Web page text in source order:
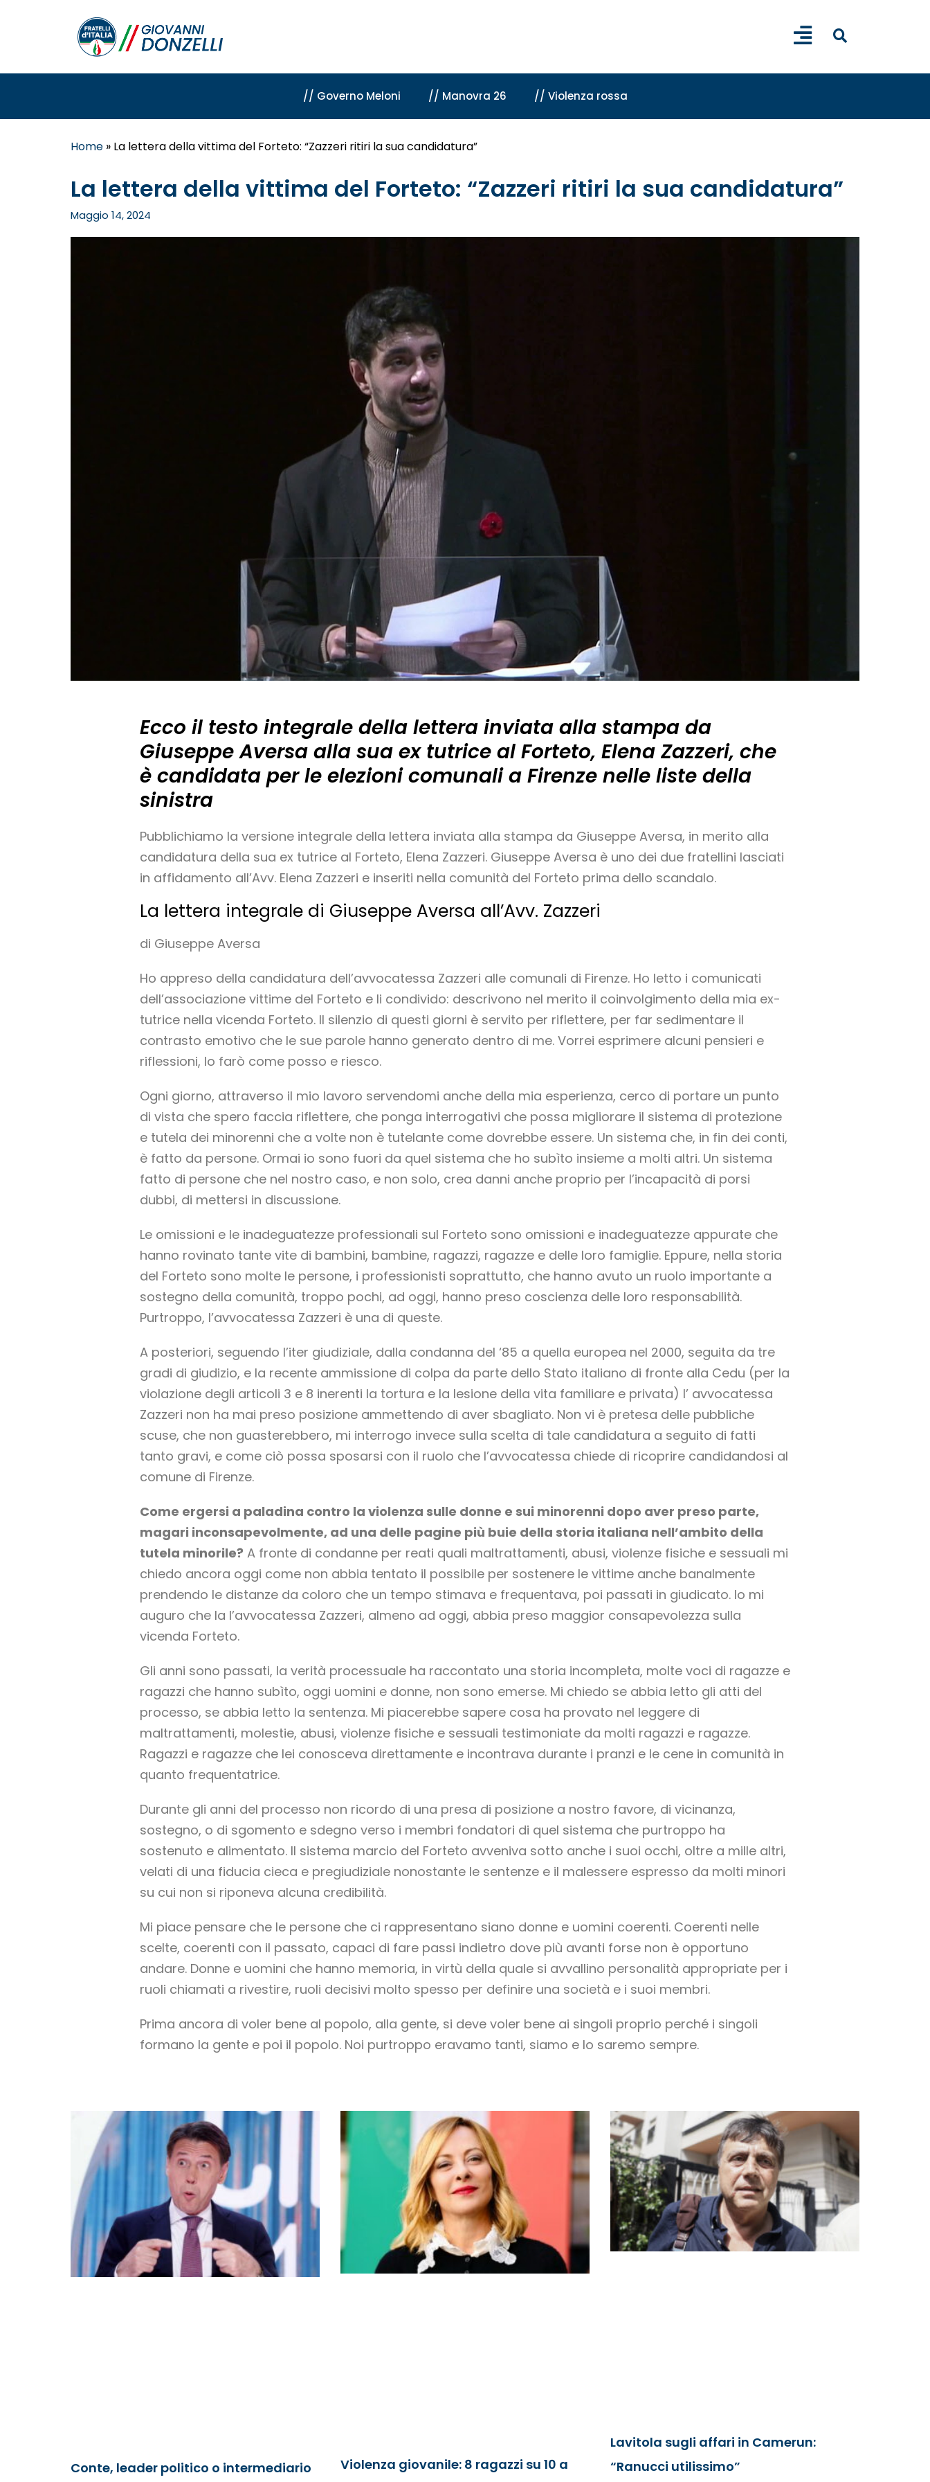
// Governo Meloni // Manovra 26 // Violenza rossa
Home » La lettera della vittima del Forteto: “Zazzeri ritiri la sua candidatura”
La lettera della vittima del Forteto: “Zazzeri ritiri la sua candidatura”
Maggio 14, 2024
Ecco il testo integrale della lettera inviata alla stampa da
Giuseppe Aversa alla sua ex tutrice al Forteto, Elena Zazzeri, che
è candidata per le elezioni comunali a Firenze nelle liste della
sinistra
Pubblichiamo la versione integrale della lettera inviata alla stampa da Giuseppe Aversa, in merito alla
candidatura della sua ex tutrice al Forteto, Elena Zazzeri. Giuseppe Aversa è uno dei due fratellini lasciati
in affidamento all’Avv. Elena Zazzeri e inseriti nella comunità del Forteto prima dello scandalo.
La lettera integrale di Giuseppe Aversa all’Avv. Zazzeri
di Giuseppe Aversa
Ho appreso della candidatura dell’avvocatessa Zazzeri alle comunali di Firenze. Ho letto i comunicati
dell’associazione vittime del Forteto e li condivido: descrivono nel merito il coinvolgimento della mia ex-
tutrice nella vicenda Forteto. Il silenzio di questi giorni è servito per riflettere, per far sedimentare il
contrasto emotivo che le sue parole hanno generato dentro di me. Vorrei esprimere alcuni pensieri e
riflessioni, lo farò come posso e riesco.
Ogni giorno, attraverso il mio lavoro servendomi anche della mia esperienza, cerco di portare un punto
di vista che spero faccia riflettere, che ponga interrogativi che possa migliorare il sistema di protezione
e tutela dei minorenni che a volte non è tutelante come dovrebbe essere. Un sistema che, in fin dei conti,
è fatto da persone. Ormai io sono fuori da quel sistema che ho subìto insieme a molti altri. Un sistema
fatto di persone che nel nostro caso, e non solo, crea danni anche proprio per l’incapacità di porsi
dubbi, di mettersi in discussione.
Le omissioni e le inadeguatezze professionali sul Forteto sono omissioni e inadeguatezze appurate che
hanno rovinato tante vite di bambini, bambine, ragazzi, ragazze e delle loro famiglie. Eppure, nella storia
del Forteto sono molte le persone, i professionisti soprattutto, che hanno avuto un ruolo importante a
sostegno della comunità, troppo pochi, ad oggi, hanno preso coscienza delle loro responsabilità.
Purtroppo, l’avvocatessa Zazzeri è una di queste.
A posteriori, seguendo l’iter giudiziale, dalla condanna del ‘85 a quella europea nel 2000, seguita da tre
gradi di giudizio, e la recente ammissione di colpa da parte dello Stato italiano di fronte alla Cedu (per la
violazione degli articoli 3 e 8 inerenti la tortura e la lesione della vita familiare e privata) l’ avvocatessa
Zazzeri non ha mai preso posizione ammettendo di aver sbagliato. Non vi è pretesa delle pubbliche
scuse, che non guasterebbero, mi interrogo invece sulla scelta di tale candidatura a seguito di fatti
tanto gravi, e come ciò possa sposarsi con il ruolo che l’avvocatessa chiede di ricoprire candidandosi al
comune di Firenze.
Come ergersi a paladina contro la violenza sulle donne e sui minorenni dopo aver preso parte,
magari inconsapevolmente, ad una delle pagine più buie della storia italiana nell’ambito della
tutela minorile? A fronte di condanne per reati quali maltrattamenti, abusi, violenze fisiche e sessuali mi
chiedo ancora oggi come non abbia tentato il possibile per sostenere le vittime anche banalmente
prendendo le distanze da coloro che un tempo stimava e frequentava, poi passati in giudicato. Io mi
auguro che la l’avvocatessa Zazzeri, almeno ad oggi, abbia preso maggior consapevolezza sulla
vicenda Forteto.
Gli anni sono passati, la verità processuale ha raccontato una storia incompleta, molte voci di ragazze e
ragazzi che hanno subìto, oggi uomini e donne, non sono emerse. Mi chiedo se abbia letto gli atti del
processo, se abbia letto la sentenza. Mi piacerebbe sapere cosa ha provato nel leggere di
maltrattamenti, molestie, abusi, violenze fisiche e sessuali testimoniate da molti ragazzi e ragazze.
Ragazzi e ragazze che lei conosceva direttamente e incontrava durante i pranzi e le cene in comunità in
quanto frequentatrice.
Durante gli anni del processo non ricordo di una presa di posizione a nostro favore, di vicinanza,
sostegno, o di sgomento e sdegno verso i membri fondatori di quel sistema che purtroppo ha
sostenuto e alimentato. Il sistema marcio del Forteto avveniva sotto anche i suoi occhi, oltre a mille altri,
velati di una fiducia cieca e pregiudiziale nonostante le sentenze e il malessere espresso da molti minori
su cui non si riponeva alcuna credibilità.
Mi piace pensare che le persone che ci rappresentano siano donne e uomini coerenti. Coerenti nelle
scelte, coerenti con il passato, capaci di fare passi indietro dove più avanti forse non è opportuno
andare. Donne e uomini che hanno memoria, in virtù della quale si avvallino personalità appropriate per i
ruoli chiamati a rivestire, ruoli decisivi molto spesso per definire una società e i suoi membri.
Prima ancora di voler bene al popolo, alla gente, si deve voler bene ai singoli proprio perché i singoli
formano la gente e poi il popolo. Noi purtroppo eravamo tanti, siamo e lo saremo sempre.
Conte, leader politico o intermediario
Violenza giovanile: 8 ragazzi su 10 a
Lavitola sugli affari in Camerun:
“Ranucci utilissimo”